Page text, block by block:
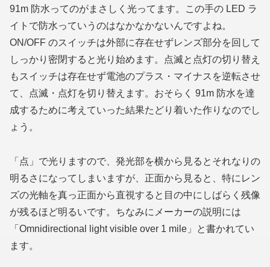
91m 防水ってのがまさしく光ってます。この手の LED ラ
イトで防水っていうのはなかなかないんですよね。
ON/OFF のスイッチは外部に存在せずレンズ部分を回して
しっかり密閉すると光り始めます。点滅と点灯の切り替え
もスイッチは存在せず電池のプラス・マイナスを逆転させ
て、点滅・点灯を切り替えます。おそらく 91m 防水を達
成するために考えていった結果たどり着いた作りなのでし
ょう。
「点」で光りますので、発光部を横から見るとそれなりの
明るさになってしまいますが、正面から見ると、特にレン
ズの光軸を真っ正面から直視すると目の中にしばらく残像
が残るほど明るいです。ちなみにメーカーの説明には
「Omnidirectional light visible over 1 mile」と書かれてい
ます。